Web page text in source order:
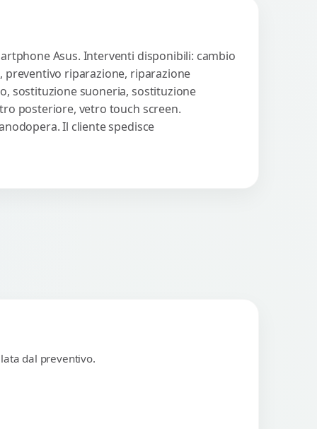
Asus. Interventi disponibili: cambio
riparazione, riparazione
sostituzione suoneria, sostituzione
posteriore, vetro touch screen.
Il cliente spedisce
dal preventivo.